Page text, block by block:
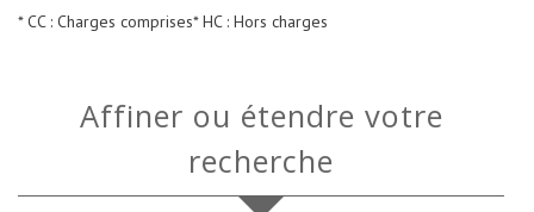
* CC : Charges comprises* HC : Hors charges
Affiner ou étendre votre
recherche